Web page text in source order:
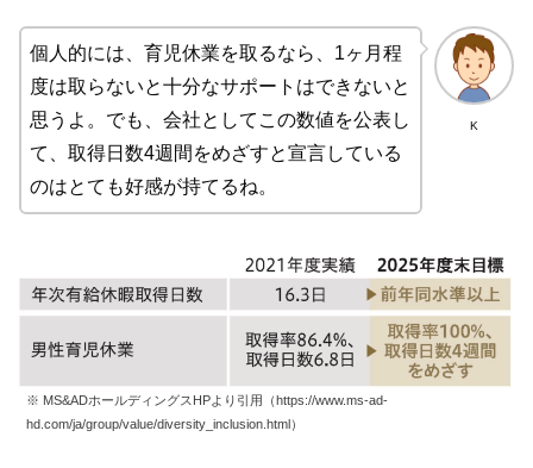
K
個人的には、育児休業を取るなら、1ヶ月程
度は取らないと十分なサポートはできないと
思うよ。でも、会社としてこの数値を公表し
て、取得日数4週間をめざすと宣言している
のはとても好感が持てるね。
※ MS&ADホールディングスHPより引用（https://www.ms-ad-
hd.com/ja/group/value/diversity_inclusion.html）